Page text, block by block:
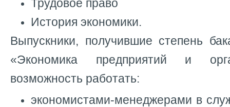
Трудовое право
История экономики.
Выпускники, получившие степень
«Экономика предприятий и
возможность работать:
экономистами-менеджерами в